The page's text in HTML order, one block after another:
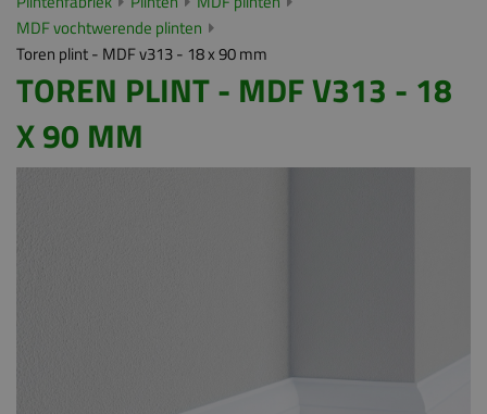
MDF vochtwerende plinten
Toren plint - MDF v313 - 18 x 90 mm
TOREN PLINT - MDF V313 - 18
X 90 MM